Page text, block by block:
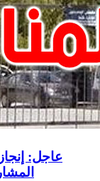
عاجل:
المشاريع